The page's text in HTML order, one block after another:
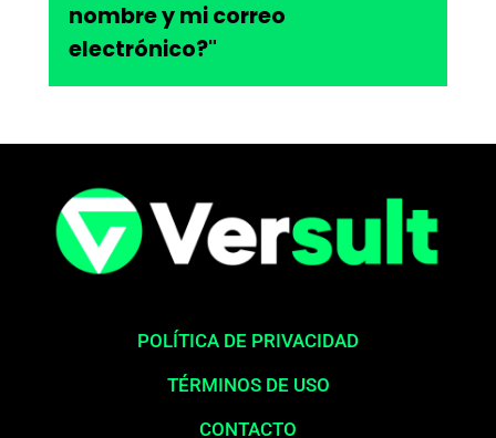
nombre y mi correo
electrónico?"
POLÍTICA DE PRIVACIDAD
TÉRMINOS DE USO
CONTACTO